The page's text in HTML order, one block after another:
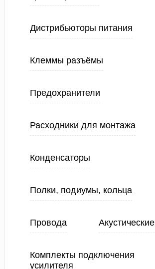
Дистрибьюторы питания
Клеммы разъёмы
Предохранители
Расходники для монтажа
Конденсаторы
Полки, подиумы, кольца
Провода Акустические
Комплекты подключения
усилителя